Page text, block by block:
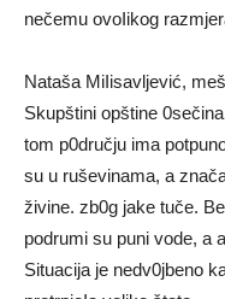
nečemu ovoIikog
Nataša MiIisavljević,
Skupštini opštine
tom p0dručju ima
su u ruševinama, a
živine. zb0g jake tuče.
podrumi su puni vode, a
Situacija je nedv0jbeno